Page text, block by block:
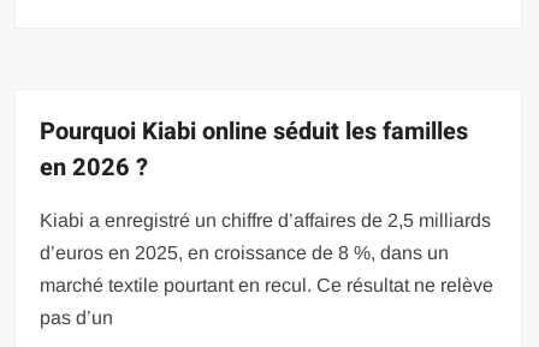
Pourquoi Kiabi online séduit les familles
en 2026 ?
Kiabi a enregistré un chiffre d’affaires de 2,5 milliards
d’euros en 2025, en croissance de 8 %, dans un
marché textile pourtant en recul. Ce résultat ne relève
pas d’un